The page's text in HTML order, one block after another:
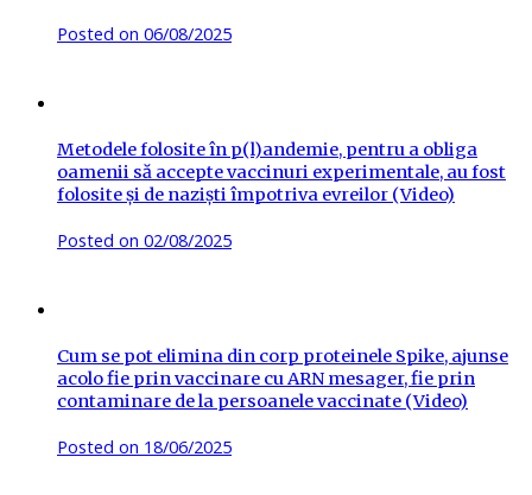
Posted on 06/08/2025
Metodele folosite în p(l)andemie, pentru a obliga
oamenii să accepte vaccinuri experimentale, au fost
folosite și de naziști împotriva evreilor (Video)
Posted on 02/08/2025
Cum se pot elimina din corp proteinele Spike, ajunse
acolo fie prin vaccinare cu ARN mesager, fie prin
contaminare de la persoanele vaccinate (Video)
Posted on 18/06/2025